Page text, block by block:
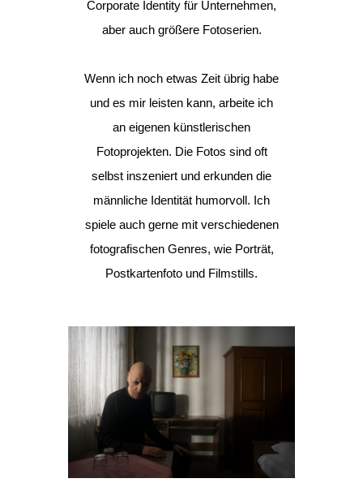
Corporate Identity für Unternehmen,
aber auch größere Fotoserien.
Wenn ich noch etwas Zeit übrig habe
und es mir leisten kann, arbeite ich
an eigenen künstlerischen
Fotoprojekten. Die Fotos sind oft
selbst inszeniert und erkunden die
männliche Identität humorvoll. Ich
spiele auch gerne mit verschiedenen
fotografischen Genres, wie Porträt,
Postkartenfoto und Filmstills.